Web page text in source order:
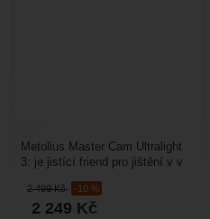
2 499Kč -10 %
2 249 Kč
Metolius Master Cam Ultralight
3: je jistící friend pro jištění v v
kde...